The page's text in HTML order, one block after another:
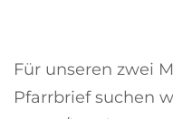
Für unseren zwei
Pfarrbrief suchen